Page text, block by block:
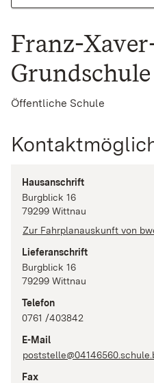
Franz-
Öffentliche Schule
Hausanschrift
Burgblick 16
79299 Wittnau
Zur Fahrplanauskunft von
Lieferanschrift
Burgblick 16
79299 Wittnau
Telefon
0761 /403842
E-Mail
Fax